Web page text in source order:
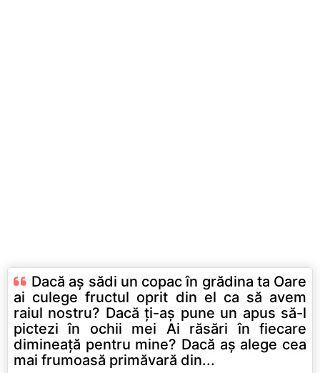
Dacă aş sădi un copac în grădina ta Oare
ai culege fructul oprit din el ca să avem
raiul nostru? Dacă ţi-aş pune un apus să-l
pictezi în ochii mei Ai răsări în fiecare
dimineaţă pentru mine? Dacă aş alege cea
mai frumoasă primăvară din...